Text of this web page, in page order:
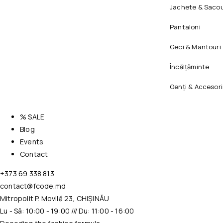
Jachete &
Pantaloni
Geci & Mantouri
Încălțăminte
Genți &
% SALE
Blog
Events
Contact
+373 69 338 813
contact@fcode.md
Mitropolit P. Movilă 23, CHIȘINĂU
Lu - Sâ: 10:00 - 19:00 /// Du: 11:00 - 16:00